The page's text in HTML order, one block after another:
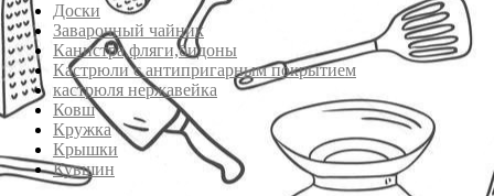
Доски
Заварочный чайник
Канистра,фляги,бидоны
Кастрюли с антипригарным покрытием
кастрюля нержавейка
Ковш
Кружка
Крышки
Кувшин